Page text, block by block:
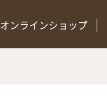
オンラインショップ